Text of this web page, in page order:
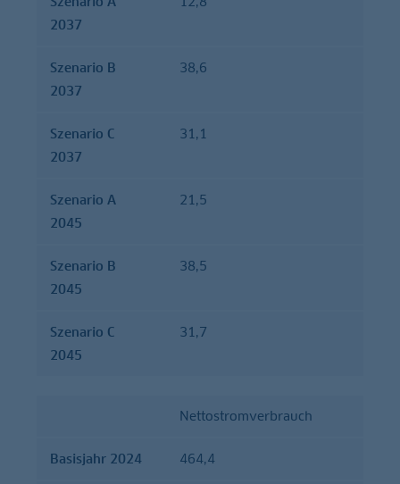
2037
Szenario B
2037
38,6
Szenario C
2037
31,1
Szenario A
2045
21,5
Szenario B
2045
38,5
Szenario C
2045
31,7
Nettostromverbrauch
Basisjahr 2024 464,4